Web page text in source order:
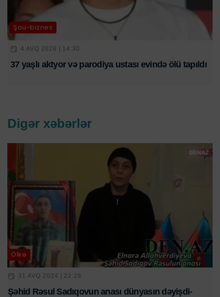
Şou-biznes
4 AVQ 2026 | 14:30
37 yaşlı aktyor və parodiya ustası evində ölü tapıldı
Digər xəbərlər
Ölkə
31 AVQ 2024 | 22:28
Şəhid Rəsul Sadıqovun anası dünyasın dəyişdi-